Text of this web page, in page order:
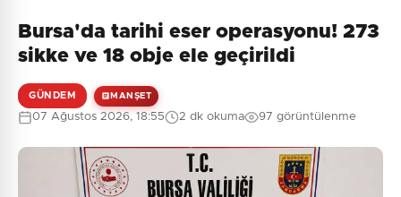
Bursa'da tarihi eser operasyonu! 273
sikke ve 18 obje ele geçirildi
GÜNDEM MANŞET
07 Ağustos 2026, 18:55 2 dk okuma 97 görüntülenme